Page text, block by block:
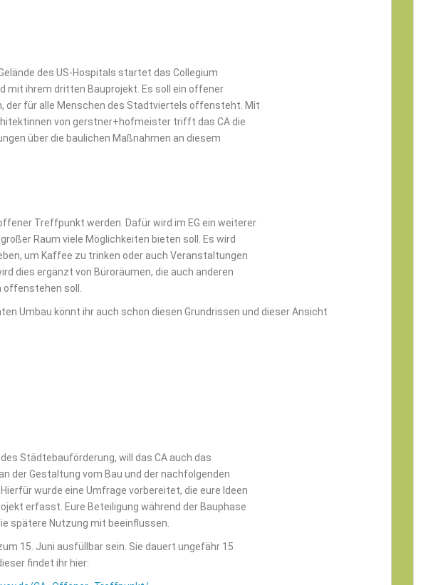
des US-Hospitals startet das Collegium
mit ihrem dritten Bauprojekt. Es soll ein offener
der für alle Menschen des Stadtviertels offensteht. Mit
von gerstner+hofmeister trifft das CA die
über die baulichen Maßnahmen an diesem
Treffpunkt werden. Dafür wird im EG ein weiterer
Raum viele Möglichkeiten bieten soll. Es wird
um Kaffee zu trinken oder auch Veranstaltungen
dies ergänzt von Büroräumen, die auch anderen
offenstehen soll.
Umbau könnt ihr auch schon diesen Grundrissen und dieser Ansicht
Städtebauförderung, will das CA auch das
der Gestaltung vom Bau und der nachfolgenden
wurde eine Umfrage vorbereitet, die eure Ideen
erfasst. Eure Beteiligung während der Bauphase
spätere Nutzung mit beeinflussen.
15. Juni ausfüllbar sein. Sie dauert ungefähr 15
findet ihr hier: